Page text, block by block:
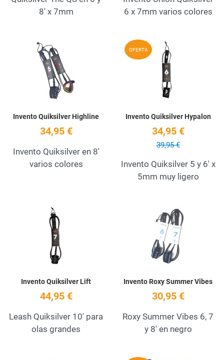
8' x 7mm
6 x 7mm varios colores
Add to Wishlist
Invento Quiksilver Highline
34,95 €
Invento Quiksilver en 8'
varios colores
OFERTA
Invento Quiksilver Hypalon
34,95 €
39,95 €
Invento Quiksilver 5 y 6' x
5mm muy ligero
Add to Wishlist
Invento Quiksilver Lift
44,95 €
Leash Quiksilver 10' para
olas grandes
Invento Roxy Summer Vibes
30,95 €
Roxy Summer Vibes 6, 7
y 8' en negro